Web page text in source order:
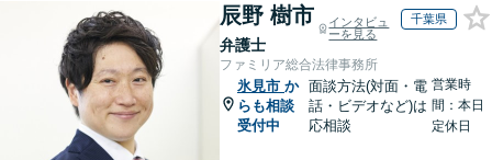
辰野 樹市
弁護士
インタビュ
ーを見る
千葉県
ファミリア総合法律事務所
氷見市 か
らも相談
受付中
面談方法(対面・電
話・ビデオなど)は
応相談
営業時
間：本日
定休日